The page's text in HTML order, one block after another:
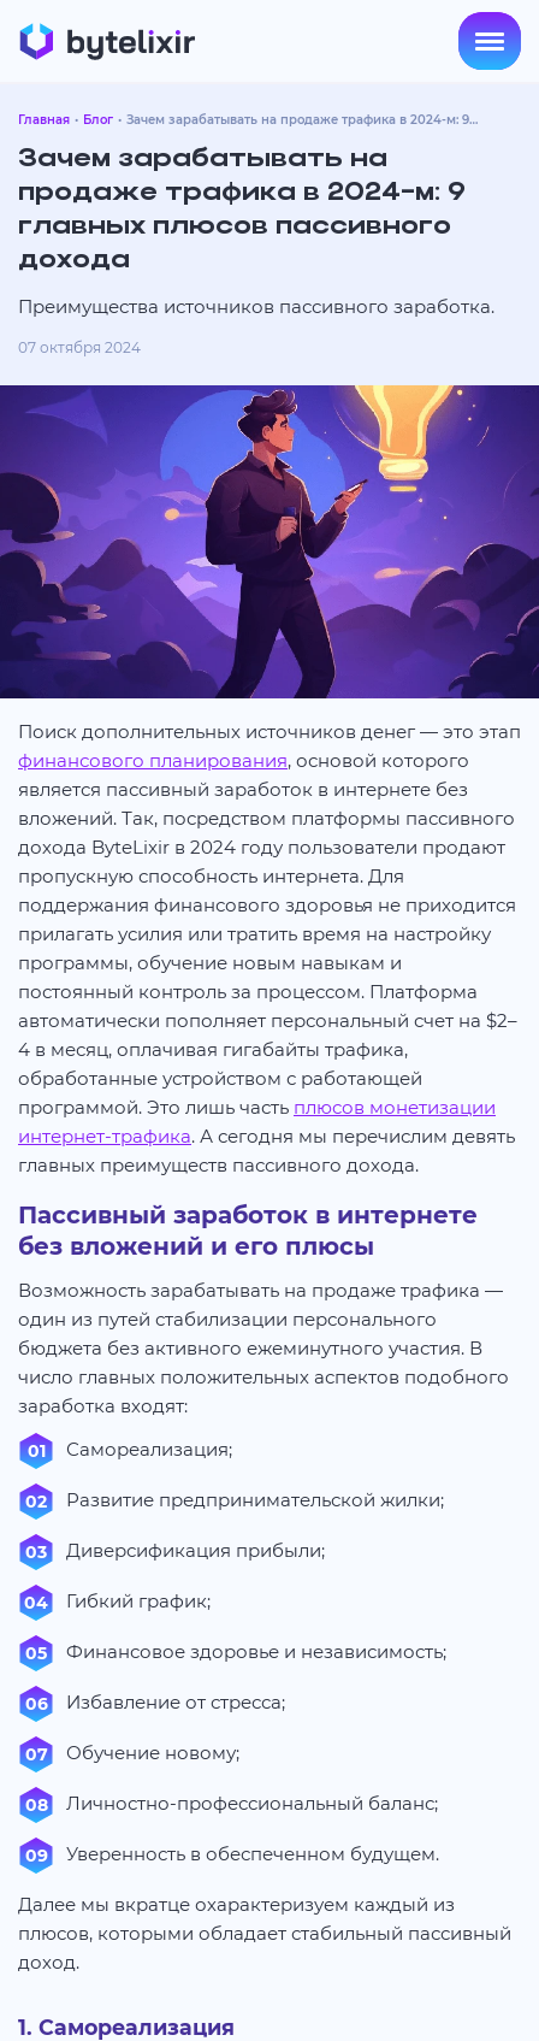
Главная Блог
Зачем зарабатывать на продаже трафика в 2024-м: 9
Зачем зарабатывать на
продаже трафика в 2024-м: 9
главных плюсов пассивного
дохода
Преимущества источников пассивного заработка.
07 октября 2024
Поиск дополнительных источников денег — это этап
финансового планирования, основой которого
является пассивный заработок в интернете без
вложений. Так, посредством платформы пассивного
дохода ByteLixir в 2024 году пользователи продают
пропускную способность интернета. Для
поддержания финансового здоровья не приходится
прилагать усилия или тратить время на настройку
программы, обучение новым навыкам и
постоянный контроль за процессом. Платформа
автоматически пополняет персональный счет на $2–
4 в месяц, оплачивая гигабайты трафика,
обработанные устройством с работающей
программой. Это лишь часть плюсов монетизации
интернет-трафика. А сегодня мы перечислим девять
главных преимуществ пассивного дохода.
Пассивный заработок в интернете
без вложений и его плюсы
Возможность зарабатывать на продаже трафика —
один из путей стабилизации персонального
бюджета без активного ежеминутного участия. В
число главных положительных аспектов подобного
заработка входят:
Самореализация;
Развитие предпринимательской жилки;
Диверсификация прибыли;
Гибкий график;
Финансовое здоровье и независимость;
Избавление от стресса;
Обучение новому;
Личностно-профессиональный баланс;
Уверенность в обеспеченном будущем.
Далее мы вкратце охарактеризуем каждый из
плюсов, которыми обладает стабильный пассивный
доход.
1. Самореализация